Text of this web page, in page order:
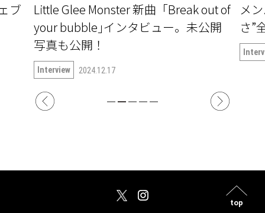
ブ
Little Glee Monster 新曲「Break out of
your bubble｣インタビュー。未公開
写真も公開！
Interview 2024.12.17
メ
さ”
top